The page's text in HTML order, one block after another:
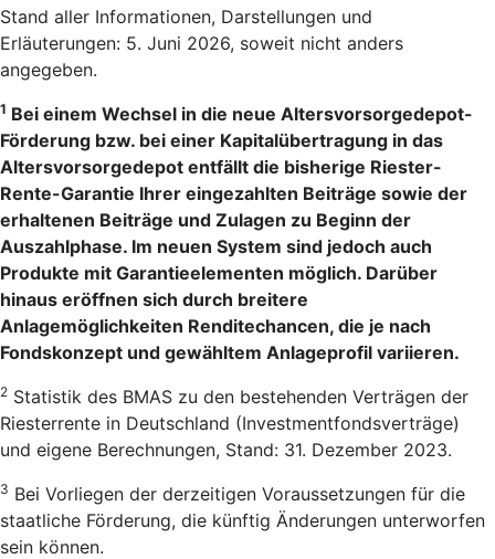
Stand aller Informationen, Darstellungen und
Erläuterungen: 5. Juni 2026, soweit nicht anders
angegeben.
1 Bei einem Wechsel in die neue Altersvorsorgedepot-
Förderung bzw. bei einer Kapitalübertragung in das
Altersvorsorgedepot entfällt die bisherige Riester-
Rente-Garantie Ihrer eingezahlten Beiträge sowie der
erhaltenen Beiträge und Zulagen zu Beginn der
Auszahlphase. Im neuen System sind jedoch auch
Produkte mit Garantieelementen möglich. Darüber
hinaus eröffnen sich durch breitere
Anlagemöglichkeiten Renditechancen, die je nach
Fondskonzept und gewähltem Anlageprofil variieren.
2 Statistik des BMAS zu den bestehenden Verträgen der
Riesterrente in Deutschland (Investmentfondsverträge)
und eigene Berechnungen, Stand: 31. Dezember 2023.
3 Bei Vorliegen der derzeitigen Voraussetzungen für die
staatliche Förderung, die künftig Änderungen unterworfen
sein können.